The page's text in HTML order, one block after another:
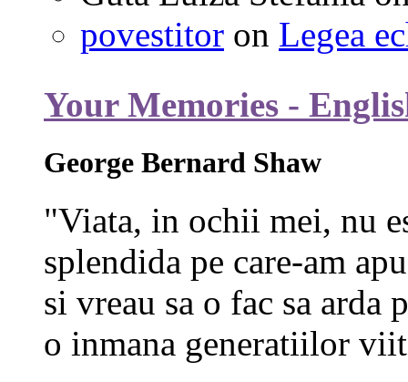
povestitor on Legea
Your Memories -
George Bernard Shaw
"Viata, in ochii mei, nu
splendida pe care-am
si vreau sa o fac sa
o inmana generatiilor